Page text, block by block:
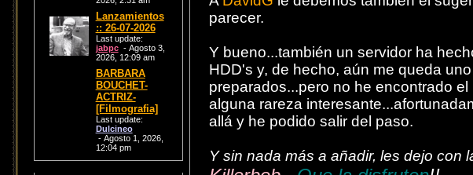
Lanzamientos
:: 26-07-2026
Last update:
jabpc- Agosto 3,
2026, 12:09 am
BARBARA
BOUCHET-
ACTRIZ-
[Filmografia]
Last update:
Dulcineo
- Agosto 1, 2026,
12:04 pm
parecer.
Y bueno...también un servidor ha
HDD's y, de hecho, aún me queda
preparados...pero no he encontrado
alguna rareza
allá y he podido salir del paso.
Y sin nada más a añadir, les dejo con